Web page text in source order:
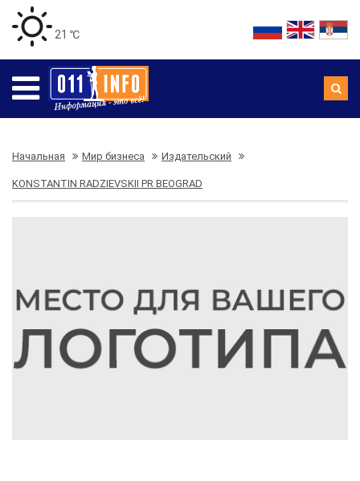
21 ℃
Начальная Мир бизнеса Издательский
KONSTANTIN RADZIEVSKII PR BEOGRAD